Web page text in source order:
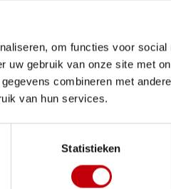
om functies voor social
uw gebruik van onze site met
combineren met
van hun services.
Statistieken